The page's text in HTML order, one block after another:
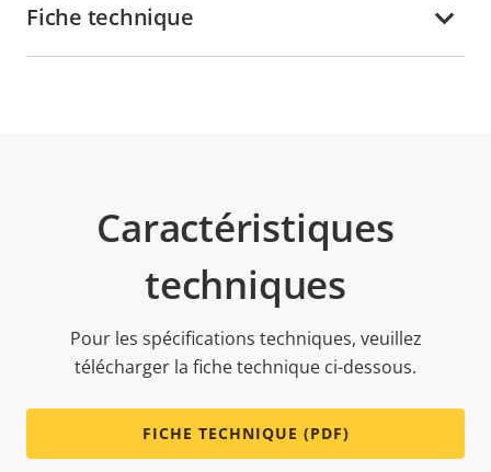
Fiche technique
Caractéristiques
techniques
Pour les spécifications techniques, veuillez
télécharger la fiche technique ci-dessous.
FICHE TECHNIQUE (PDF)